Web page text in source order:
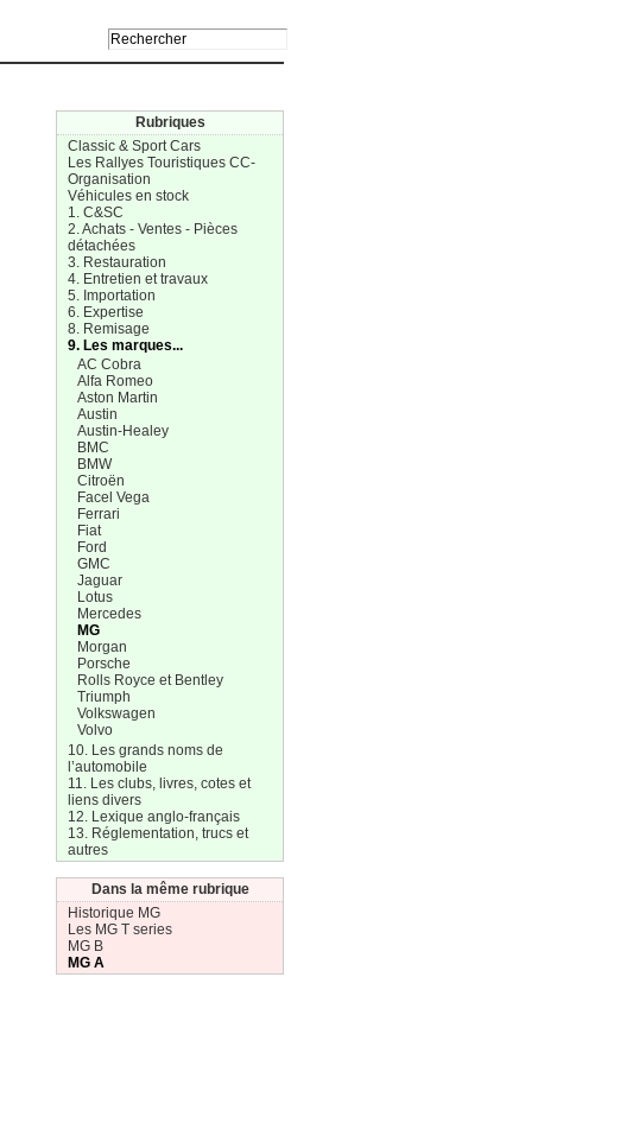
Rubriques
Classic & Sport Cars
Les Rallyes Touristiques CC-
Organisation
Véhicules en stock
1. C&SC
2. Achats - Ventes - Pièces
détachées
3. Restauration
4. Entretien et travaux
5. Importation
6. Expertise
8. Remisage
9. Les marques...
AC Cobra
Alfa Romeo
Aston Martin
Austin
Austin-Healey
BMC
BMW
Citroën
Facel Vega
Ferrari
Fiat
Ford
GMC
Jaguar
Lotus
Mercedes
MG
Morgan
Porsche
Rolls Royce et Bentley
Triumph
Volkswagen
Volvo
10. Les grands noms de
l’automobile
11. Les clubs, livres, cotes et
liens divers
12. Lexique anglo-français
13. Réglementation, trucs et
autres
Dans la même rubrique
Historique MG
Les MG T series
MG B
MG A